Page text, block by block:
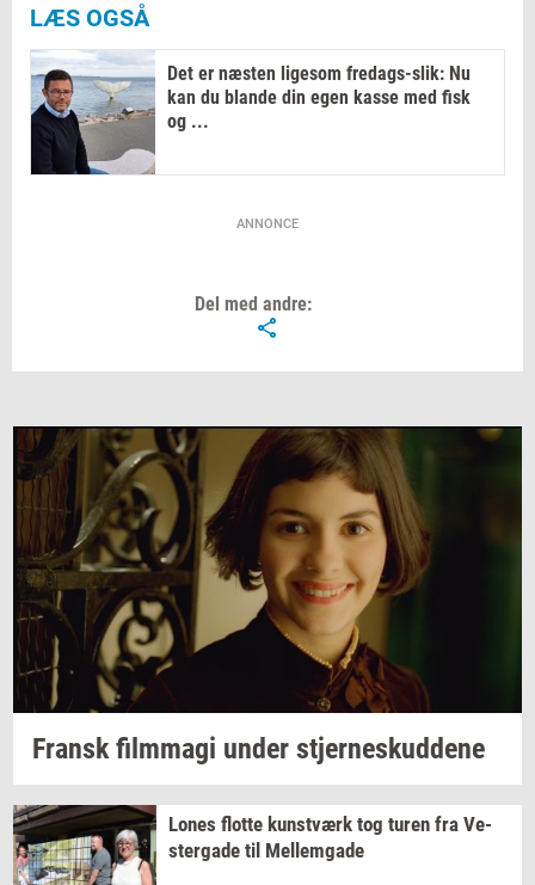
LÆS OGSÅ
Det er næsten ligesom fredags-slik: Nu
kan du blande din egen kasse med fisk
og ...
ANNONCE
Del med andre:
Fransk film­magi under stjer­neskud­de­ne
Lones flot­te kunst­værk tog turen fra Ve­
ster­ga­de til Mel­lem­ga­de